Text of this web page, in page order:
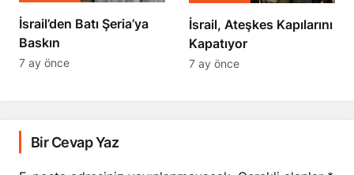
​​​​​​​İsrail’den Batı Şeria’ya
Baskın
7 ay önce
İsrail, Ateşkes Kapılarını
Kapatıyor
7 ay önce
Bir Cevap Yaz
E-posta adresiniz yayınlanmayacak. Gerekli alanlar *